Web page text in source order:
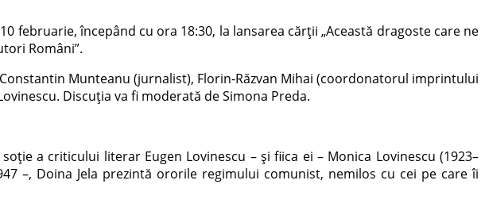
februarie, începând cu ora 18:30, la lansarea cărții „Această dragoste care ne
Români”.
Munteanu (jurnalist), Florin-Răzvan Mihai (coordonatorul imprintului
Discuția va fi moderată de Simona Preda.
a criticului literar Eugen Lovinescu – și fiica ei – Monica Lovinescu (1923–
–, Doina Jela prezintă ororile regimului comunist, nemilos cu cei pe care îi